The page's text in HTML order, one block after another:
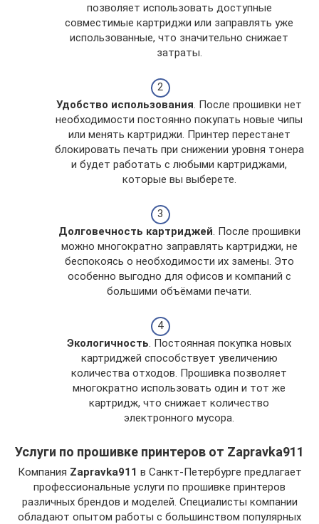
позволяет использовать доступные
совместимые картриджи или заправлять уже
использованные, что значительно снижает
затраты.
Удобство использования . После прошивки нет
необходимости постоянно покупать новые чипы
или менять картриджи. Принтер перестанет
блокировать печать при снижении уровня тонера
и будет работать с любыми картриджами,
которые вы выберете.
Долговечность картриджей . После прошивки
можно многократно заправлять картриджи, не
беспокоясь о необходимости их замены. Это
особенно выгодно для офисов и компаний с
большими объёмами печати.
Экологичность . Постоянная покупка новых
картриджей способствует увеличению
количества отходов. Прошивка позволяет
многократно использовать один и тот же
картридж, что снижает количество
электронного мусора.
Услуги по прошивке принтеров от Zapravka911
Компания Zapravka911 в Санкт-Петербурге предлагает
профессиональные услуги по прошивке принтеров
различных брендов и моделей. Специалисты компании
обладают опытом работы с большинством популярных